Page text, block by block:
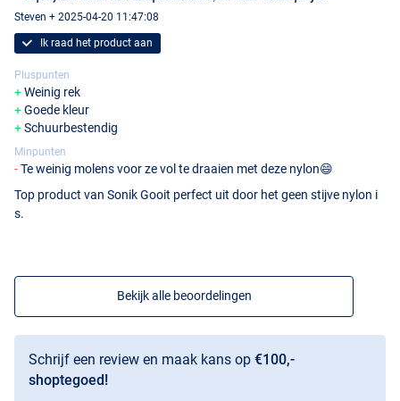
Brown
Steven + 2025-04-20 11:47:08
Ik raad het product aan
Pluspunten
Weinig rek
Goede kleur
Schuurbestendig
Minpunten
Te weinig molens voor ze vol te draaien met deze nylon😄
Top product van Sonik Gooit perfect uit door het geen stijve nylon i
s.
Bekijk alle beoordelingen
Schrijf een review en maak kans op €100,-
shoptegoed!